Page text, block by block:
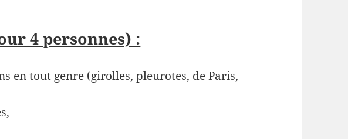
4 personnes) :
en tout genre (girolles, pleurotes, de Paris,